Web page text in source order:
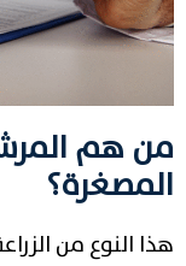
من هم
المصغرة؟
هذا النوع من